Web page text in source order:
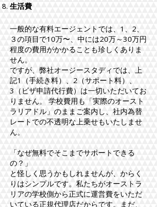
生活費
一般的な有料エージェントでは、1、2、
３の項目で10万〜、中には20万～30万円
程度の費用がかかることも珍しくありま
せん。
ですが、弊社オージースタディでは、上
記1（手続き料）、2（サポート料）、
3（ビザ申請代行費）は一切いただいてお
りません。 学校費用も「実際のオースト
ラリアドル」のままご案内し、社内為替
レートでの不透明な上乗せもいたしませ
ん。
「なぜ無料でそこまでサポートできる
の？」
と怪しく思うかもしれませんが、からく
りはシンプルです。私たちがオーストラ
リアの学校側から正式に運営費をいただ
いている正規代理店だからです。まだ、